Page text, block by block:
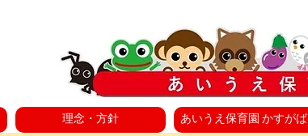
理念・方針 あいうえ保育園 かすが